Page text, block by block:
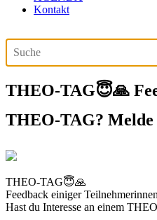
Kontakt
THEO-TAG😇🙏
THEO-TAG?
THEO-TAG😇🙏
Feedback einiger
Hast du Interesse an einem